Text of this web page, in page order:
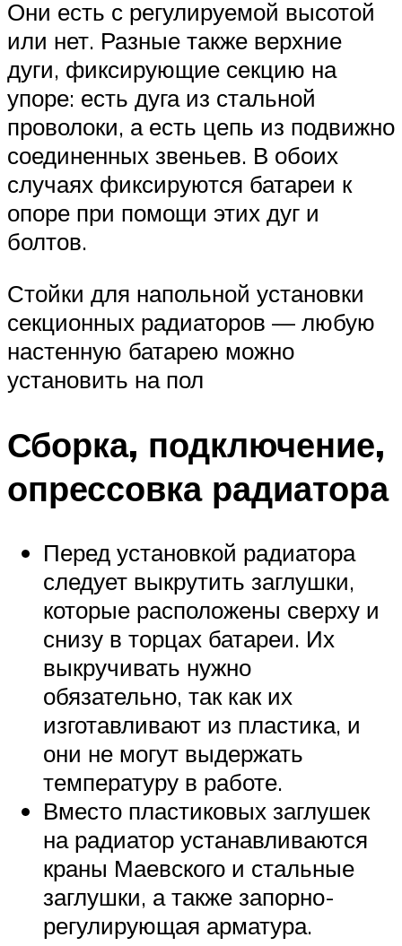
Они есть с регулируемой высотой
или нет. Разные также верхние
дуги, фиксирующие секцию на
упоре: есть дуга из стальной
проволоки, а есть цепь из подвижно
соединенных звеньев. В обоих
случаях фиксируются батареи к
опоре при помощи этих дуг и
болтов.
Стойки для напольной установки
секционных радиаторов — любую
настенную батарею можно
установить на пол
Сборка, подключение,
опрессовка радиатора
Перед установкой радиатора
следует выкрутить заглушки,
которые расположены сверху и
снизу в торцах батареи. Их
выкручивать нужно
обязательно, так как их
изготавливают из пластика, и
они не могут выдержать
температуру в работе.
Вместо пластиковых заглушек
на радиатор устанавливаются
краны Маевского и стальные
заглушки, а также запорно-
регулирующая арматура.